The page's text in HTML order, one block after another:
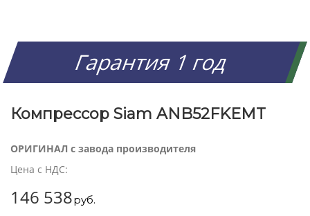
Гарантия 1 год
Компрессор Siam ANB52FKEMT
ОРИГИНАЛ с завода производителя
Цена с НДС:
146 538руб.